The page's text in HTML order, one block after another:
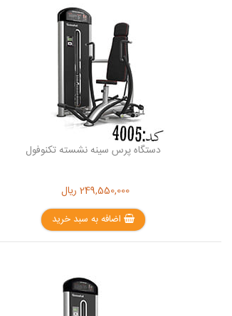
دستگاه پرس سینه نشسته تکنوفول
249,550,000 ریال
اضافه به سبد خرید